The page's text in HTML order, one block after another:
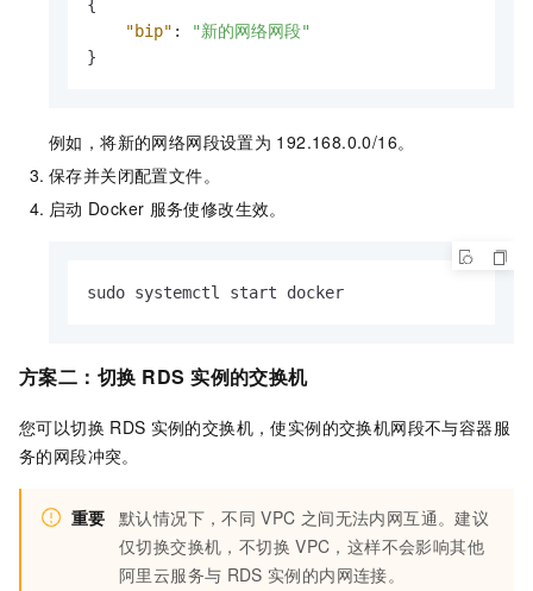
{
"bip" :
"新的网络网段"
}
例如，将新的网络网段设置为 192.168.0.0/16。
保存并关闭配置文件。
启动 Docker 服务使修改生效。
sudo systemctl start docker
方案二：切换 RDS 实例的交换机
您可以切换 RDS 实例的交换机，使实例的交换机网段不与容器服
务的网段冲突。
重要 默认情况下，不同 VPC 之间无法内网互通。建议
仅切换交换机，不切换 VPC，这样不会影响其他
阿里云服务与 RDS 实例的内网连接。